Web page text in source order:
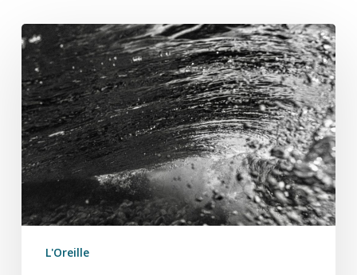
Eaux
mêlées
(entretien,2/2)
L'Oreille